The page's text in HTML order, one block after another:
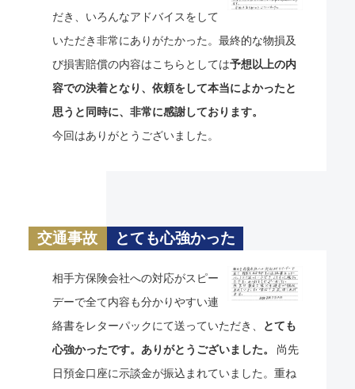
だき、いろんなアドバイスをして
いただき非常にありがたかった。最終的な物損及
び損害賠償の内容はこちらとしては予想以上の内
容での決着となり、依頼をして本当によかったと
思うと同時に、非常に感謝しております。
今回はありがとうございました。
交通事故 とても心強かった
相手方保険会社への対応がスピー
デーで全て内容も分かりやすい連
絡書をレターパックにて送っていただき、
とても
心強かったです。ありがとうございました。
尚先
日預金口座に示談金が振込まれていました。重ね